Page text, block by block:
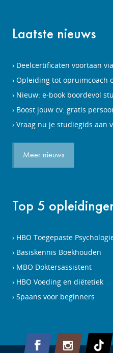
Laatste nieuws
Deelcertificaten voortaan
Opleiding tot opruimcoach
Nieuw: e-book boordevol
Boost jouw cv: gratis
Vraag nu je studiegids aan
Meer nieuws
Top 5
HBO Toegepaste
Basiskennis Boekhouden
MBO Doktersassistent
HBO Voeding en diëtetiek
Spaans voor beginners